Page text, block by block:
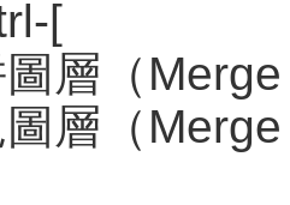
[
層（
層（